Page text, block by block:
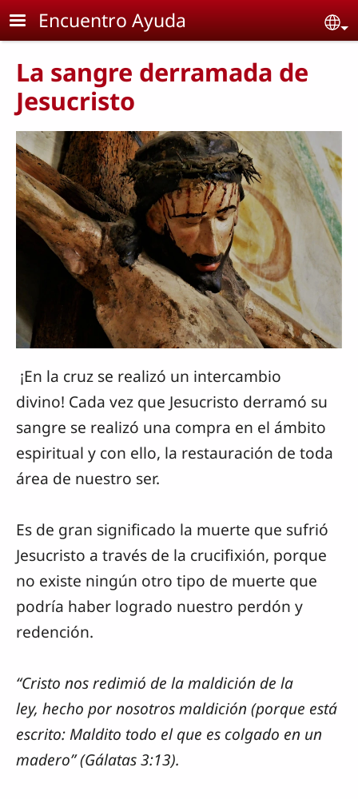
Skip to main content
Encuentro Ayuda
La sangre derramada de
Jesucristo
¡En la cruz se realizó un intercambio
divino! Cada vez que Jesucristo derramó su
sangre se realizó una compra en el ámbito
espiritual y con ello, la restauración de toda
área de nuestro ser.
Es de gran significado la muerte que sufrió
Jesucristo a través de la crucifixión, porque
no existe ningún otro tipo de muerte que
podría haber logrado nuestro perdón y
redención.
“Cristo nos redimió de la maldición de la
ley, hecho por nosotros maldición (porque está
escrito: Maldito todo el que es colgado en un
madero” (Gálatas 3:13).